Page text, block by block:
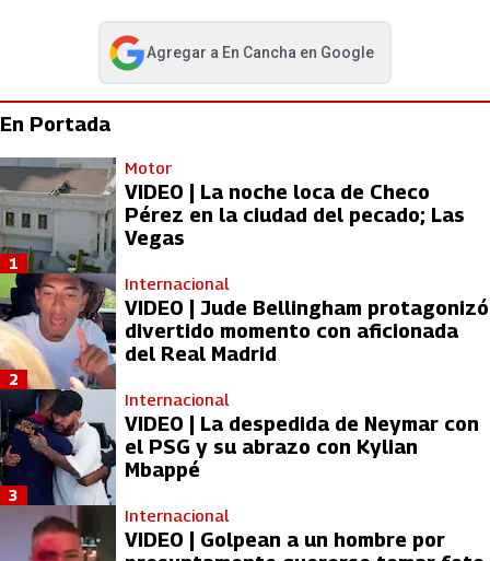
Agregar a En Cancha en Google
abre en nueva pestaña
En Portada
Motor
VIDEO | La noche loca de Checo
Pérez en la ciudad del pecado; Las
Vegas
1
Internacional
VIDEO | Jude Bellingham protagonizó
divertido momento con aficionada
del Real Madrid
2
Internacional
VIDEO | La despedida de Neymar con
el PSG y su abrazo con Kylian
Mbappé
3
Internacional
VIDEO | Golpean a un hombre por